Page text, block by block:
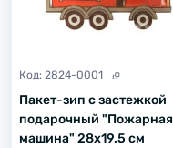
Код: 2824-0001
Пакет-зип с застежкой
подарочный "Пожарная
машина" 28х19.5 см